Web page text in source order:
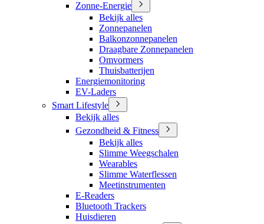
Zonne-Energie
Bekijk alles
Zonnepanelen
Balkonzonnepanelen
Draagbare Zonnepanelen
Omvormers
Thuisbatterijen
Energiemonitoring
EV-Laders
Smart Lifestyle
Bekijk alles
Gezondheid & Fitness
Bekijk alles
Slimme Weegschalen
Wearables
Slimme Waterflessen
Meetinstrumenten
E-Readers
Bluetooth Trackers
Huisdieren